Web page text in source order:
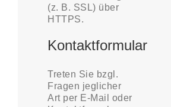
(z. B. SSL) über
HTTPS.
Kontaktformular
Treten Sie bzgl.
Fragen jeglicher
Art per E-Mail oder